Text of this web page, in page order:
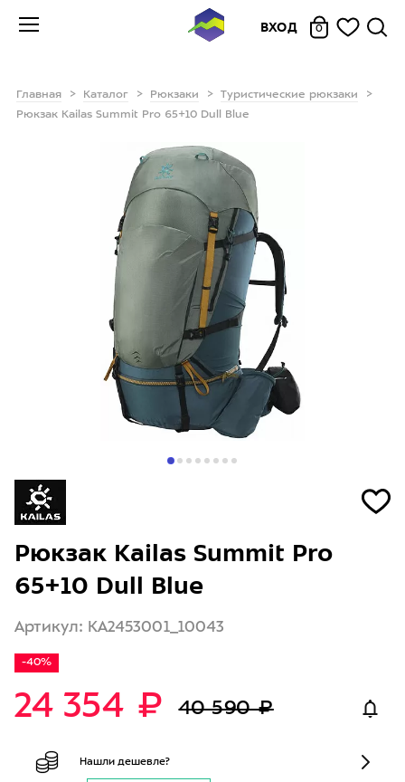
ВХОД 0
Главная Каталог Рюкзаки
Туристические рюкзаки
Рюкзак Kailas Summit Pro 65+10 Dull Blue
Рюкзак Kailas Summit Pro
65+10 Dull Blue
Артикул: KA2453001_10043
-40%
24 354 ₽ 40 590 ₽
Нашли дешевле?